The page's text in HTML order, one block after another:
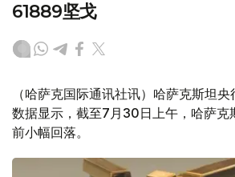
61889坚戈
（哈萨克国际通讯社讯）哈萨克斯坦
数据显示，截至7月30日上午，哈萨克
前小幅回落。